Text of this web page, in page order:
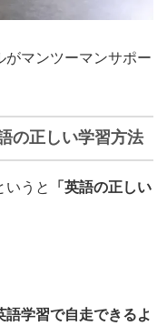
がマンツーマンサポー
の正しい学習方法
いうと
「英語の正しい
学習で自走できるよ